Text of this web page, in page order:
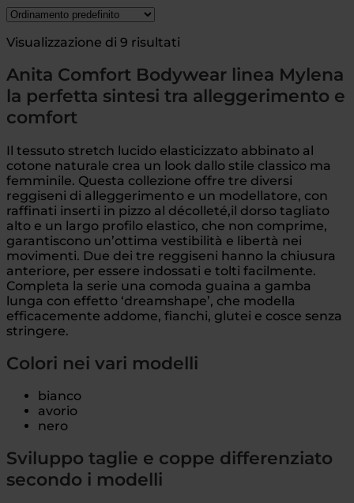
Visualizzazione di 9 risultati
Anita Comfort Bodywear linea Mylena
la perfetta sintesi tra alleggerimento e
comfort
Il tessuto stretch lucido elasticizzato abbinato al
cotone naturale crea un look dallo stile classico ma
femminile. Questa collezione offre tre diversi
reggiseni di alleggerimento e un modellatore, con
raffinati inserti in pizzo al décolleté,il dorso tagliato
alto e un largo profilo elastico, che non comprime,
garantiscono un’ottima vestibilità e libertà nei
movimenti. Due dei tre reggiseni hanno la chiusura
anteriore, per essere indossati e tolti facilmente.
Completa la serie una comoda guaina a gamba
lunga con effetto ‘dreamshape’, che modella
efficacemente addome, fianchi, glutei e cosce senza
stringere.
Colori nei vari modelli
bianco
avorio
nero
Sviluppo taglie e coppe differenziato
secondo i modelli